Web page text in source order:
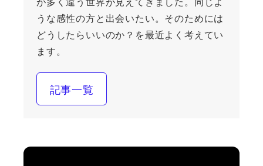
うな感性の方と出会いたい。そのためには
どうしたらいいのか？を最近よく考えてい
ます。
記事一覧